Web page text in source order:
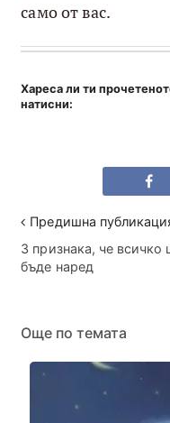
само от вас.
Хареса ли ти
натисни:
Предишна
3 признака, че всичко
бъде наред
Още по темата